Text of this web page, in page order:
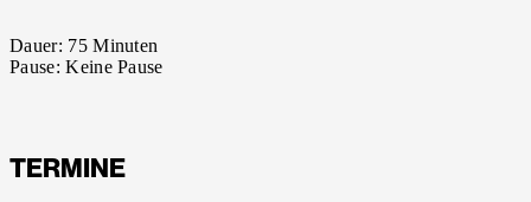
Dauer: 75 Minuten
Pause:Keine Pause
TERMINE